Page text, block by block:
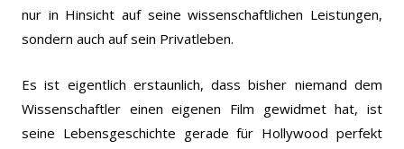
nur in Hinsicht auf seine wissenschaftlichen Leistungen,
sondern auch auf sein Privatleben.
Es ist eigentlich erstaunlich, dass bisher niemand dem
Wissenschaftler einen eigenen Film gewidmet hat, ist
seine Lebensgeschichte gerade für Hollywood perfekt